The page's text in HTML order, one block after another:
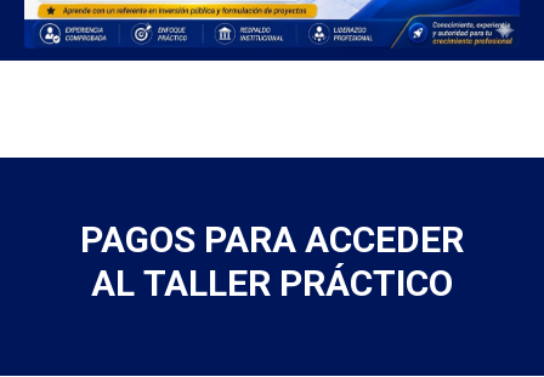
PAGOS PARA ACCEDER
AL TALLER PRÁCTICO